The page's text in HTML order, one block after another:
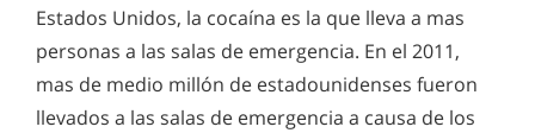
Estados Unidos, la cocaína es la que lleva a mas
personas a las salas de emergencia. En el 2011,
mas de medio millón de estadounidenses fueron
llevados a las salas de emergencia a causa de los